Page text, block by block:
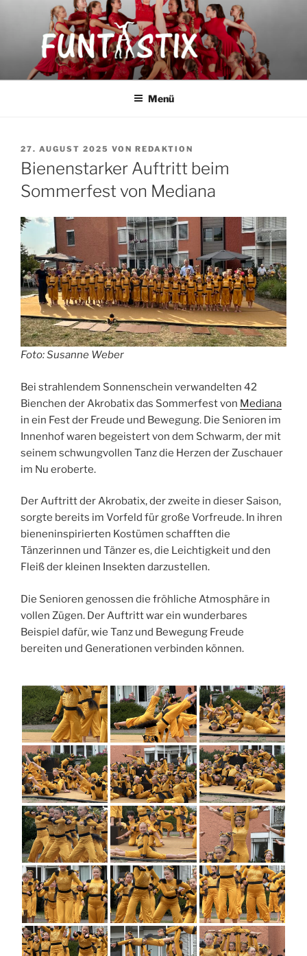
FUNTASTIX
Showakrobatik
Menü
VERÖFFENTLICHT
AM
27. AUGUST 2025 VON REDAKTION
Bienenstarker Auftritt beim
Sommerfest von Mediana
Foto: Susanne Weber
Bei strahlendem Sonnenschein verwandelten 42
Bienchen der Akrobatix das Sommerfest von Mediana
in ein Fest der Freude und Bewegung. Die Senioren im
Innenhof waren begeistert von dem Schwarm, der mit
seinem schwungvollen Tanz die Herzen der Zuschauer
im Nu eroberte.
Der Auftritt der Akrobatix, der zweite in dieser Saison,
sorgte bereits im Vorfeld für große Vorfreude. In ihren
bieneninspirierten Kostümen schafften die
Tänzerinnen und Tänzer es, die Leichtigkeit und den
Fleiß der kleinen Insekten darzustellen.
Die Senioren genossen die fröhliche Atmosphäre in
vollen Zügen. Der Auftritt war ein wunderbares
Beispiel dafür, wie Tanz und Bewegung Freude
bereiten und Generationen verbinden können.